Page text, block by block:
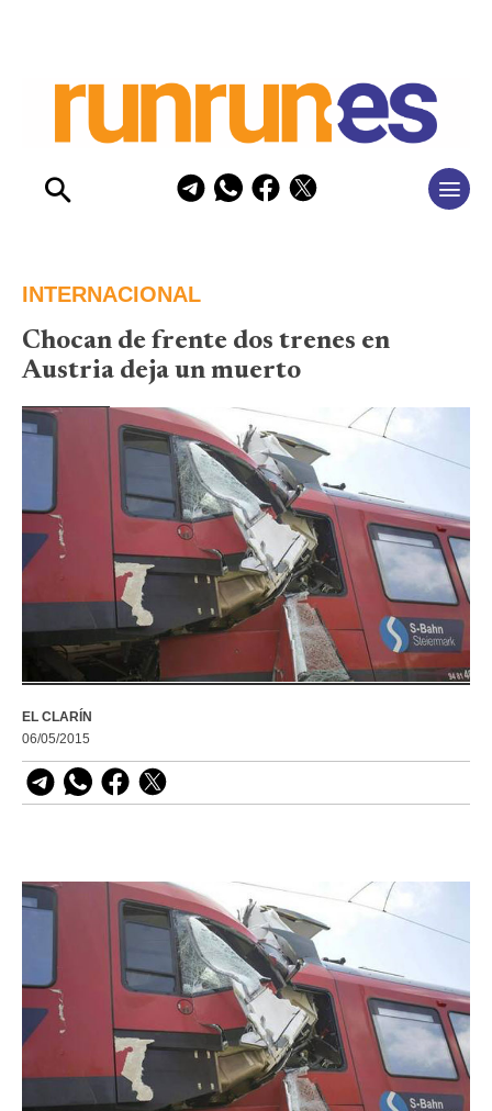
INTERNACIONAL
Chocan de frente dos trenes en
Austria deja un muerto
EL CLARÍN
06/05/2015